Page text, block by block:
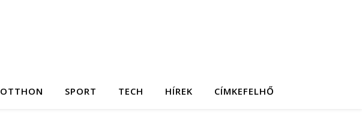
OTTHON SPORT TECH HÍREK CÍMKEFELHŐ